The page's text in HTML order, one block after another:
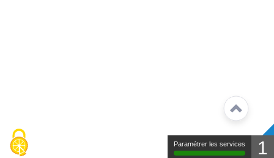
Paramétrer les services 1